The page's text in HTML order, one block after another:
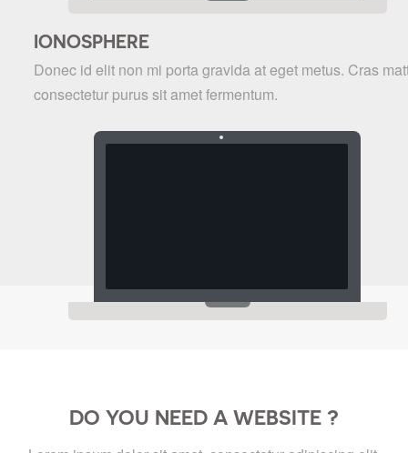
IONOSPHERE
Donec id elit non mi porta gravida at eget metus. Cras
consectetur purus sit amet fermentum.
DO YOU NEED A WEBSITE ?